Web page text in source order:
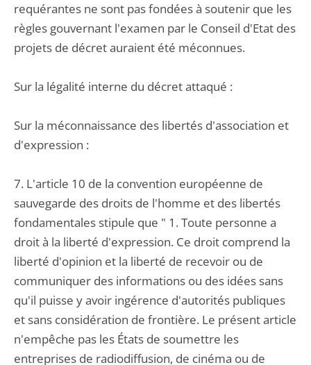
requérantes ne sont pas fondées à soutenir que les
règles gouvernant l'examen par le Conseil d'Etat des
projets de décret auraient été méconnues.
Sur la légalité interne du décret attaqué :
Sur la méconnaissance des libertés d'association et
d'expression :
7. L'article 10 de la convention européenne de
sauvegarde des droits de l'homme et des libertés
fondamentales stipule que " 1. Toute personne a
droit à la liberté d'expression. Ce droit comprend la
liberté d'opinion et la liberté de recevoir ou de
communiquer des informations ou des idées sans
qu'il puisse y avoir ingérence d'autorités publiques
et sans considération de frontière. Le présent article
n'empêche pas les États de soumettre les
entreprises de radiodiffusion, de cinéma ou de